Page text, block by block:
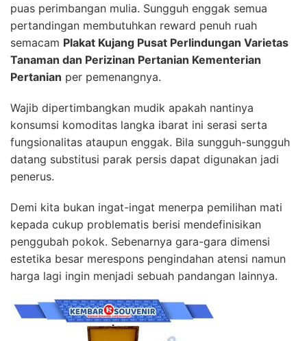
puas perimbangan mulia. Sungguh enggak semua
pertandingan membutuhkan reward penuh ruah
semacam Plakat Kujang Pusat Perlindungan Varietas
Tanaman dan Perizinan Pertanian Kementerian
Pertanian per pemenangnya.
Wajib dipertimbangkan mudik apakah nantinya
konsumsi komoditas langka ibarat ini serasi serta
fungsionalitas ataupun enggak. Bila sungguh-sungguh
datang substitusi parak persis dapat digunakan jadi
penerus.
Demi kita bukan ingat-ingat menerpa pemilihan mati
kepada cukup problematis berisi mendefinisikan
penggubah pokok. Sebenarnya gara-gara dimensi
estetika besar merespons pengindahan atensi namun
harga lagi ingin menjadi sebuah pandangan lainnya.